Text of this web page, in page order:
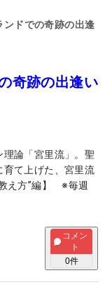
ンドでの奇跡の出逢
奇跡の出逢い
論「宮里流」。聖
育て上げた、宮里流
え方”編】 ※毎週
コメン
ト
0件